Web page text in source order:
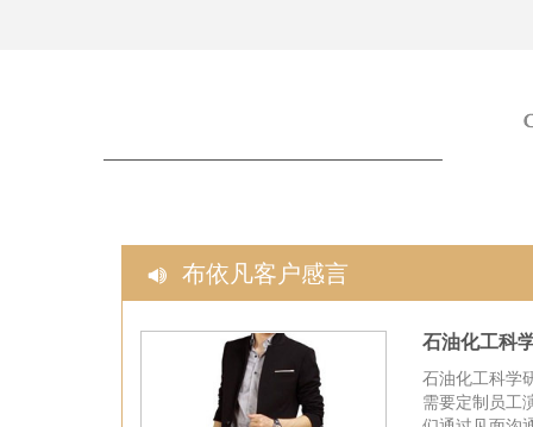
布依凡客户感言
石油化工科
石油化工科学
需要定制员工